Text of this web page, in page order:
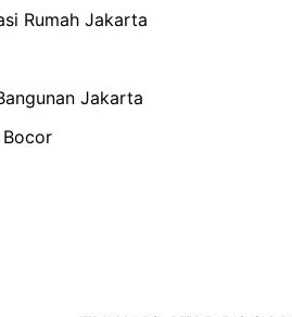
Rumah Jakarta
Jakarta